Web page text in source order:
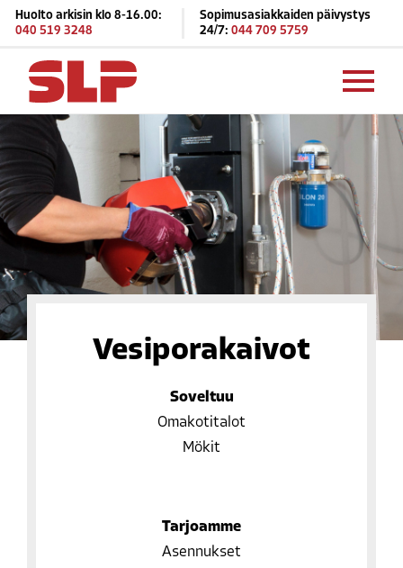
Huolto arkisin klo 8-16.00:
040 519 3248
Sopimusasiakkaiden päivystys
24/7: 044 709 5759
Vesipora­kaivot
Soveltuu
Omakotitalot
Mökit
Tarjoamme
Asennukset